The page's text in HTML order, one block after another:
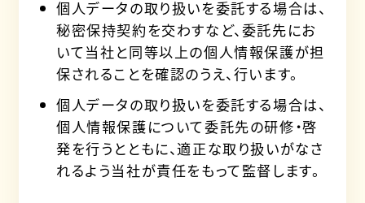
個人データの取り扱いを委託する場合は、
秘密保持契約を交わすなど、委託先にお
いて当社と同等以上の個人情報保護が担
保されることを確認のうえ、行います。
個人データの取り扱いを委託する場合は、
個人情報保護について委託先の研修・啓
発を行うとともに、適正な取り扱いがなさ
れるよう当社が責任をもって監督します。